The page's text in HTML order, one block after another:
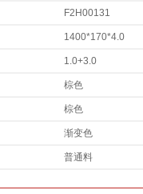
F2H00131
1400*170*4.0
1.0+3.0
棕色
棕色
渐变色
普通料